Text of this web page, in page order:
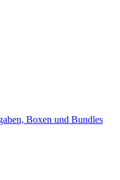
Boxen und Bundles